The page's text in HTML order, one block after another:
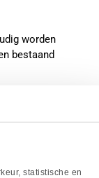
statistische en
worden
bestaand